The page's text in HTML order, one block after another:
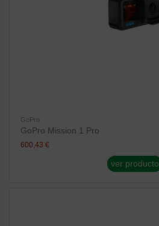
GoPro
GoPro Mission 1 Pro
600,43 €
ver producto